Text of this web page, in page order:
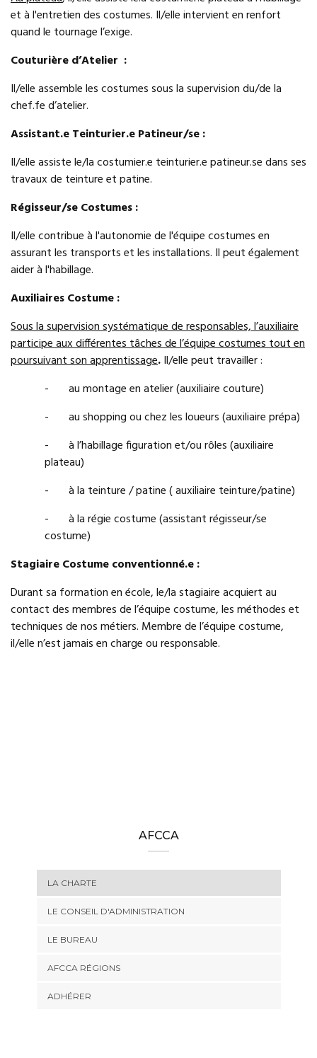
et à l'entretien des costumes. Il/elle intervient en renfort
quand le tournage l’exige.
Couturière d’Atelier :
Il/elle assemble les costumes sous la supervision du/de la
chef.fe d’atelier.
Assistant.e Teinturier.e Patineur/se :
Il/elle assiste le/la costumier.e teinturier.e patineur.se dans ses
travaux de teinture et patine.
Régisseur/se Costumes :
Il/elle contribue à l'autonomie de l'équipe costumes en
assurant les transports et les installations. Il peut également
aider à l'habillage.
Auxiliaires Costume :
Sous la supervision systématique de responsables, l’auxiliaire
participe aux différentes tâches de l’équipe costumes tout en
poursuivant son apprentissage.Il/elle peut travailler :
- au montage en atelier (auxiliaire couture)
- au shopping ou chez les loueurs (auxiliaire prépa)
- à l’habillage figuration et/ou rôles (auxiliaire
plateau)
- à la teinture / patine ( auxiliaire teinture/patine)
- à la régie costume (assistant régisseur/se
costume)
Stagiaire Costume conventionné.e :
Durant sa formation en école, le/la stagiaire acquiert au
contact des membres de l’équipe costume, les méthodes et
techniques de nos métiers. Membre de l’équipe costume,
il/elle n’est jamais en charge ou responsable.
AFCCA
LA CHARTE
LE CONSEIL D'ADMINISTRATION
LE BUREAU
AFCCA RÉGIONS
ADHÉRER